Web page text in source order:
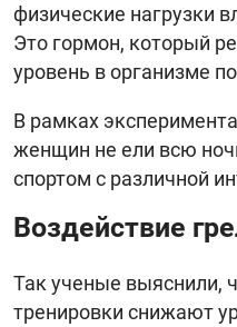
физические нагрузки
Это гормон, который
уровень в организме
В рамках
женщин не ели всю
спортом с различной
Воздействие
Так ученые выяснили,
тренировки снижают